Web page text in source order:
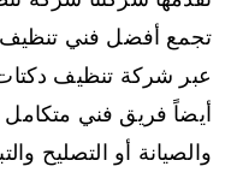
تجمع أفضل فني
عبر شركة تنظيف دكتات
أيضاً فريق فني متكامل
والصيانة أو التصليح